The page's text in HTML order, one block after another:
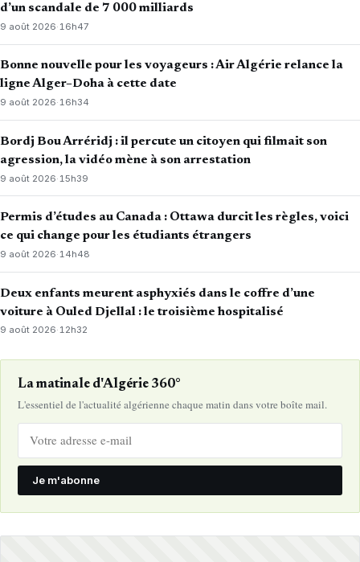
d’un scandale de 7 000 milliards
9 août 2026· 16h47
Bonne nouvelle pour les voyageurs : Air Algérie relance la
ligne Alger–Doha à cette date
9 août 2026·16h34
Bordj Bou Arréridj : il percute un citoyen qui filmait son
agression, la vidéo mène à son arrestation
9 août 2026· 15h39
Permis d’études au Canada : Ottawa durcit les règles, voici
ce qui change pour les étudiants étrangers
9 août 2026·14h48
Deux enfants meurent asphyxiés dans le coffre d’une
voiture à Ouled Djellal : le troisième hospitalisé
9 août 2026·12h32
La matinale d'Algérie 360°
L'essentiel de l'actualité algérienne chaque matin dans votre boîte mail.
Je m'abonne